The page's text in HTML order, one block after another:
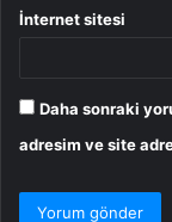
İnternet sitesi
Daha sonraki
adresim ve site